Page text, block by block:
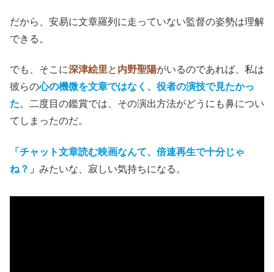
だから、安易に文章羅列に走っていない監督の姿勢は理解
できる。
でも、そこに深津絵里と 内野聖陽がいるのであれば、私は
彼らの心の機微を文章ではなく、役者の演技で見たかっ
た。二度目の鑑賞では、その演出方法がどうにも鼻につい
てしまったのだ。
「チャット文章読む映画なんて、倍速再生で十分じゃ
ね？」 みたいな、寂しい気持ちになる。